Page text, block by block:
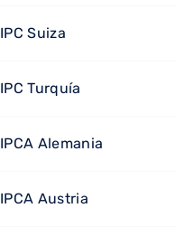
IPC Suiza
IPC Turquía
IPCA Alemania
IPCA Austria